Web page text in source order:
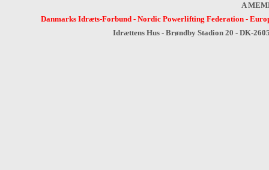
A
Danmarks Idræts-Forbund- Nordic Powerlifting Federation-
Idrættens Hus - Brøndby Stadion 20 - DK-